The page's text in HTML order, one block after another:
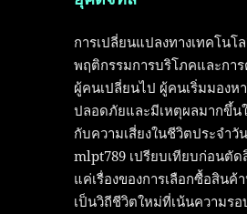
การเปลี่ยนแปลงทางเทคโนโ
พฤติกรรมการบริโภคและกา
ผู้คนเปลี่ยนไป ผู้คนเริ่มมองห
ปลอดภัยและมีเหตุผลมากขึ้น
กับความเสี่ยงในชีวิตประจำวั
mlpt789 เปรียบเทียบก่อนตัด
แค่เรื่องของการเลือกซื้อสินค้
เป็นวิถีชีวิตใหม่ที่เน้นความร